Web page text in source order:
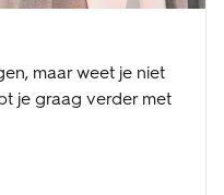
maar weet je niet
je graag verder met